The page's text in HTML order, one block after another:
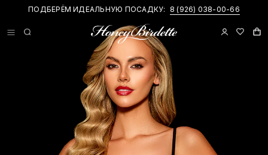
ПОДБЕРЁМ ИДЕАЛЬНУЮ ПОСАДКУ: 8 (926) 038-00-66